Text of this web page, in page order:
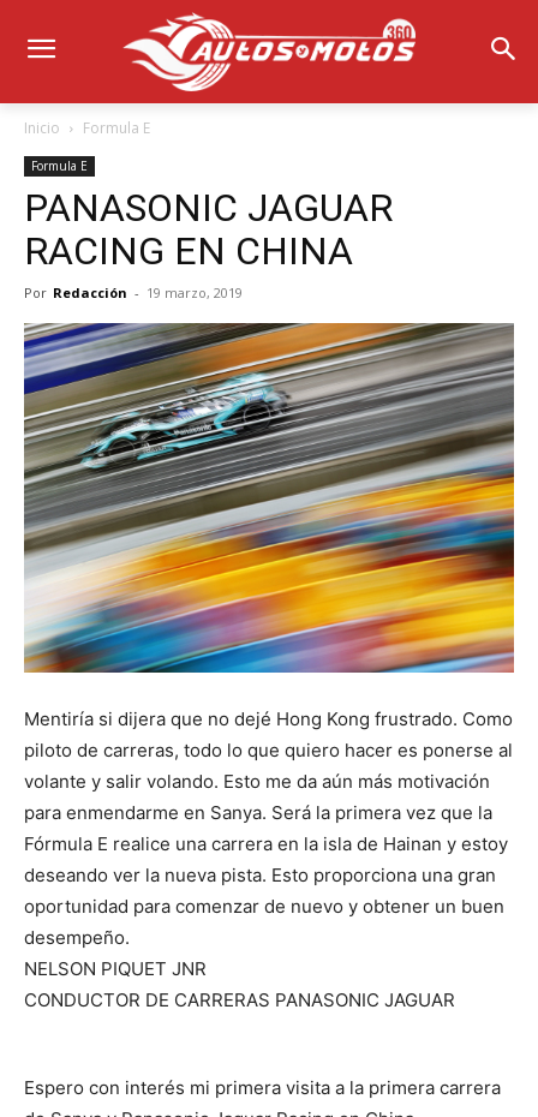
Inicio Formula E
Formula E
PANASONIC JAGUAR
RACING EN CHINA
Por Redacción - 19 marzo, 2019
Mentiría si dijera que no dejé Hong Kong frustrado. Como
piloto de carreras, todo lo que quiero hacer es ponerse al
volante y salir volando. Esto me da aún más motivación
para enmendarme en Sanya. Será la primera vez que la
Fórmula E realice una carrera en la isla de Hainan y estoy
deseando ver la nueva pista. Esto proporciona una gran
oportunidad para comenzar de nuevo y obtener un buen
desempeño.
NELSON PIQUET JNR
CONDUCTOR DE CARRERAS PANASONIC JAGUAR
Espero con interés mi primera visita a la primera carrera